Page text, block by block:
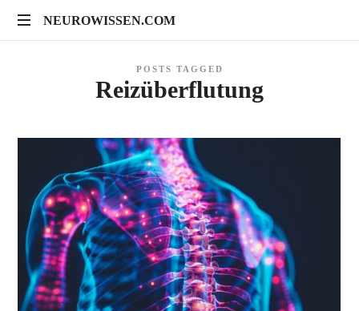
NEUROWISSEN.COM
NEUROWISSEN.COM
Gehirngesundheit,
neuropsychologische
Prävention
POSTS TAGGED
Reizüberflutung